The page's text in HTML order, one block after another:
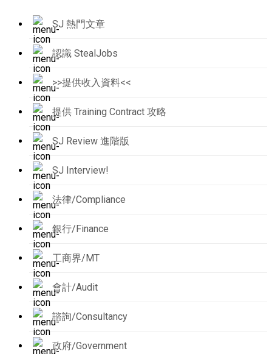
SJ 熱門文章
認識 StealJobs
>>提供收入資料<<
提供 Training Contract 攻略
SJ Review 進階版
SJ Interview!
法律/Compliance
銀行/Finance
工商界/MT
會計/Audit
諮詢/Consultancy
政府/Government